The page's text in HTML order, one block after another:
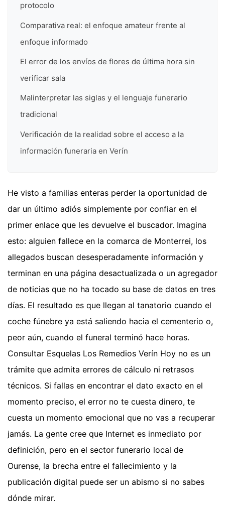
protocolo
Comparativa real: el enfoque amateur frente al
enfoque informado
El error de los envíos de flores de última hora sin
verificar sala
Malinterpretar las siglas y el lenguaje funerario
tradicional
Verificación de la realidad sobre el acceso a la
información funeraria en Verín
He visto a familias enteras perder la oportunidad de
dar un último adiós simplemente por confiar en el
primer enlace que les devuelve el buscador. Imagina
esto: alguien fallece en la comarca de Monterrei, los
allegados buscan desesperadamente información y
terminan en una página desactualizada o un agregador
de noticias que no ha tocado su base de datos en tres
días. El resultado es que llegan al tanatorio cuando el
coche fúnebre ya está saliendo hacia el cementerio o,
peor aún, cuando el funeral terminó hace horas.
Consultar Esquelas Los Remedios Verín Hoy no es un
trámite que admita errores de cálculo ni retrasos
técnicos. Si fallas en encontrar el dato exacto en el
momento preciso, el error no te cuesta dinero, te
cuesta un momento emocional que no vas a recuperar
jamás. La gente cree que Internet es inmediato por
definición, pero en el sector funerario local de
Ourense, la brecha entre el fallecimiento y la
publicación digital puede ser un abismo si no sabes
dónde mirar.